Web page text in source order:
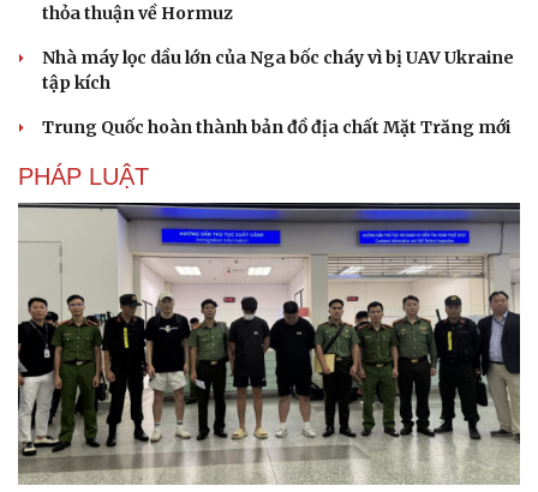
thỏa thuận về Hormuz
Nhà máy lọc dầu lớn của Nga bốc cháy vì bị UAV Ukraine
tập kích
Trung Quốc hoàn thành bản đồ địa chất Mặt Trăng mới
PHÁP LUẬT